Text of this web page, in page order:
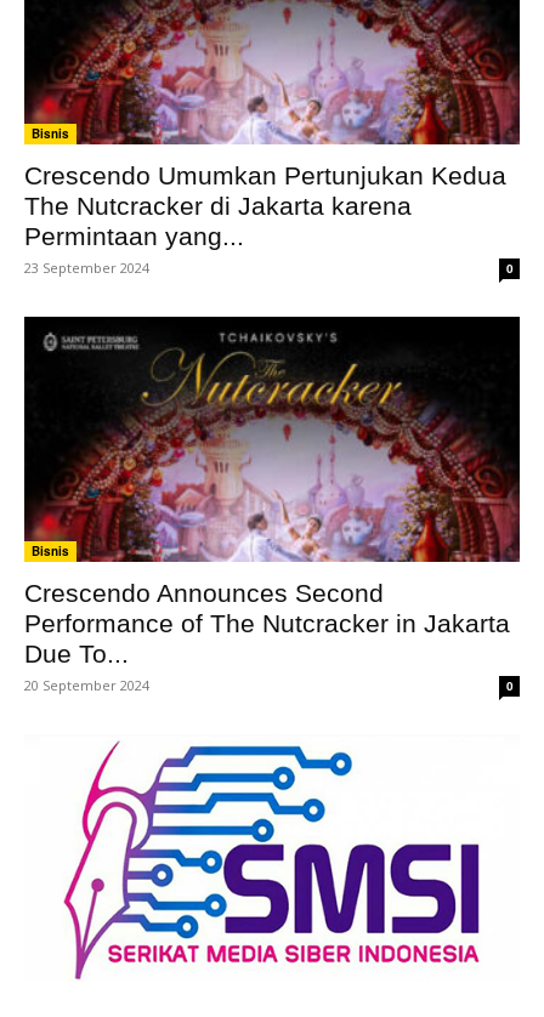
Bisnis
Crescendo Umumkan Pertunjukan Kedua
The Nutcracker di Jakarta karena
Permintaan yang...
23 September 2024 0
Bisnis
Crescendo Announces Second
Performance of The Nutcracker in Jakarta
Due To...
20 September 2024 0